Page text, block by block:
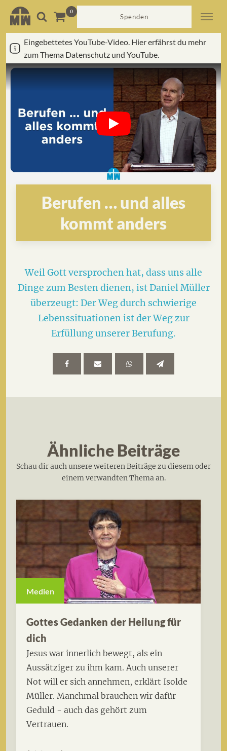
Spenden
Eingebettetes YouTube-Video. Hier erfährst du mehr
zum Thema Datenschutz und YouTube.
Berufen … und alles
kommt anders
Weil Gott versprochen hat, dass uns alle
Dinge zum Besten dienen, ist Daniel Müller
überzeugt: Der Weg durch schwierige
Lebenssituationen ist der Weg zur
Erfüllung unserer Berufung.
Ähnliche Beiträge
Schau dir auch unsere weiteren Beiträge zu diesem oder
einem verwandten Thema an.
Medien
Gottes Gedanken der Heilung für
dich
Jesus war innerlich bewegt, als ein
Aussätziger zu ihm kam. Auch unserer
Not will er sich annehmen, erklärt Isolde
Müller. Manchmal brauchen wir dafür
Geduld - auch das gehört zum
Vertrauen.